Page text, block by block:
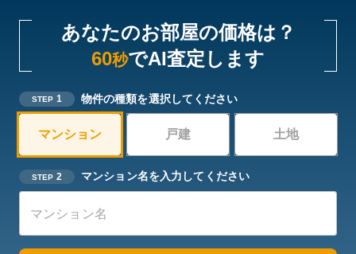
あなたのお部屋の価格は？
60秒でAI査定します
STEP 1 物件の種類を選択してください
マンション 戸建 土地
STEP 2 マンション名を入力してください